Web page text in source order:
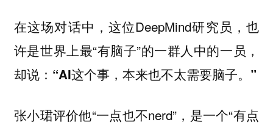
在这场对话中，这位DeepMind研究员，也
许是世界上最“有脑子”的一群人中的一员，
却说： “AI这个事，本来也不太需要脑子。”
张小珺评价他“一点也不nerd”，是一个“有点